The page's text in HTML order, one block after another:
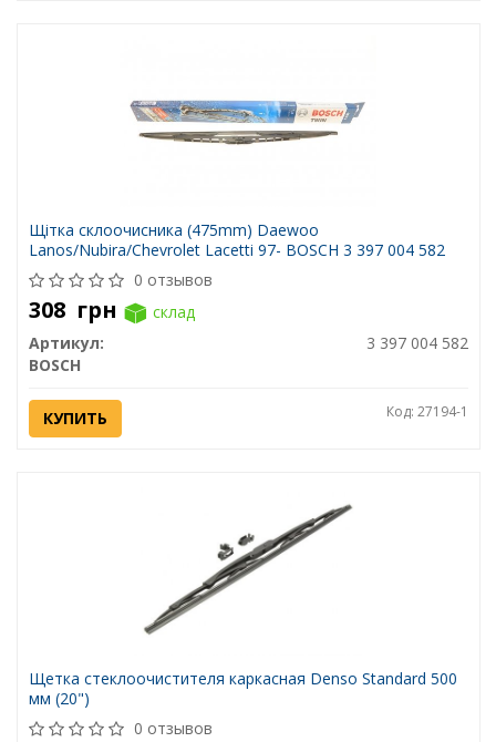
Щітка склоочисника (475mm) Daewoo
Lanos/Nubira/Chevrolet Lacetti 97- BOSCH 3 397 004 582
0 отзывов
308 грн
склад
Артикул:
3 397 004 582
BOSCH
КУПИТЬ Код: 27194-1
Щетка стеклоочистителя каркасная Denso Standard 500
мм (20")
0 отзывов